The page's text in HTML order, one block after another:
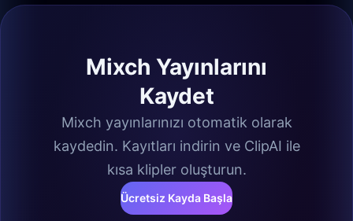
Mixch Yayınlarını
Kaydet
Mixch yayınlarınızı otomatik olarak
kaydedin. Kayıtları indirin ve ClipAI ile
kısa klipler oluşturun.
Ücretsiz Kayda Başla